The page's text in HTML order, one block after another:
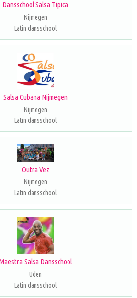
Dansschool Salsa Tipica
Nijmegen
Latin dansschool
Salsa Cubana Nijmegen
Nijmegen
Latin dansschool
Outra Vez
Nijmegen
Latin dansschool
Maestra Salsa Dansschool
Uden
Latin dansschool